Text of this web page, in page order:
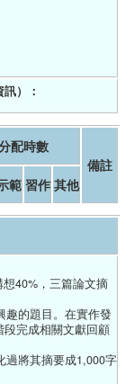
）：
配時數
備註
範 習作 其他
40%，三篇論文摘
趣的題目。在實作發
完成相關文獻回顧
過將其摘要成1,000字